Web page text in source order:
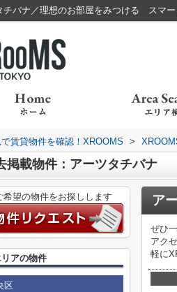
チバナ／理想のお部屋をみつける スマ
賃貸物件を確認！XROOMS >
掲載物件：アーツタチバナ
ア
ぜひ
アク
軽に
望の物件をお探しします
リアの物件
区